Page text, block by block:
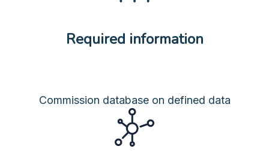
Required information
Commission database on defined data